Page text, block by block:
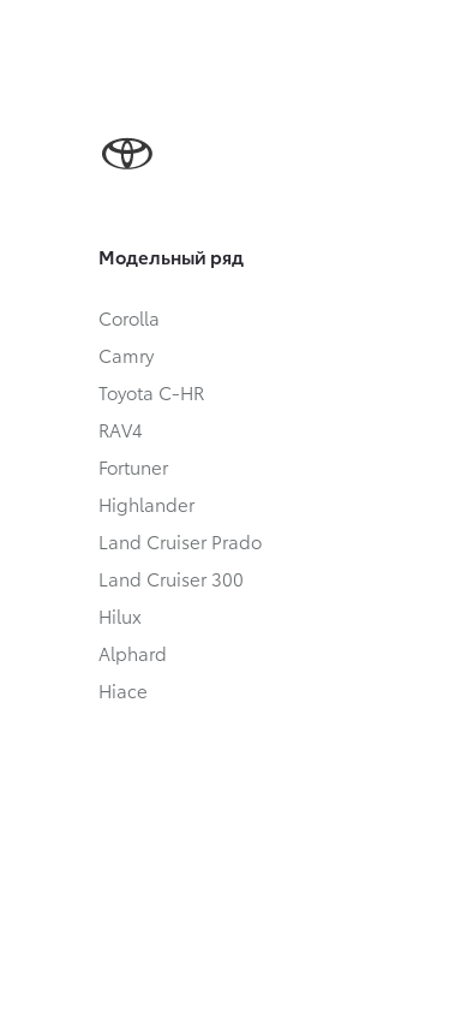
Модельный ряд
Corolla
Camry
Toyota C-HR
RAV4
Fortuner
Highlander
Land Cruiser Prado
Land Cruiser 300
Hilux
Alphard
Hiace